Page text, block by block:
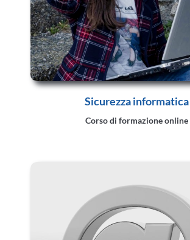
Sicurezza informatica
Corso di formazione online